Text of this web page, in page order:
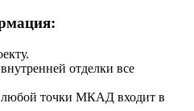
отделки все
любой точки МКАД входит в